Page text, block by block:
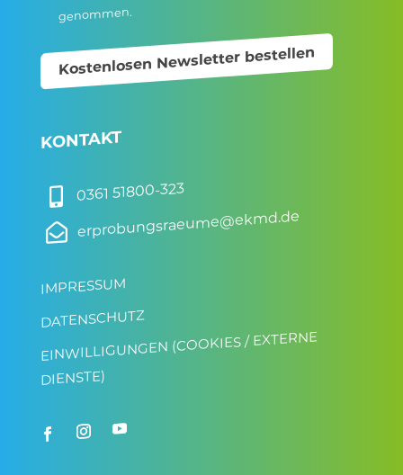
genommen.
Kostenlosen Newsletter bestellen
KONTAKT
 0361 51800-323
 erprobungsraeume@ekmd.de
IMPRESSUM
DATENSCHUTZ
EINWILLIGUNGEN (COOKIES / EXTERNE
DIENSTE)